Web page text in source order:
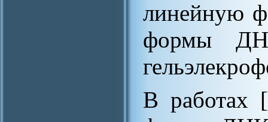
линейную
формы
В работах